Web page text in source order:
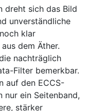
dreht sich das Bild
unverständliche
klar
dem Äther.
nachträglich
Filter bemerkbar.
auf den ECCS-
nur ein Seitenband,
stärker